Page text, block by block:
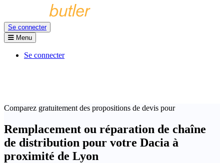
Se connecter
Menu
Se connecter
Comparez gratuitement des propositions de devis pour
Remplacement ou réparation de chaîne
de distribution pour votre Dacia à
proximité de Lyon